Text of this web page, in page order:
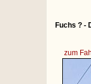
Fuchs ? -
zum